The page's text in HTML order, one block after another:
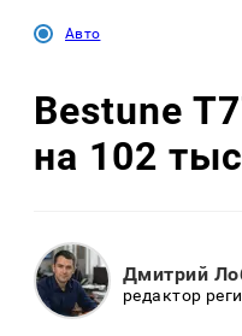
Авто
Bestune
на 102
Дмитрий
редактор